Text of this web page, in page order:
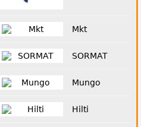
Mkt
SORMAT
Mungo
Hilti